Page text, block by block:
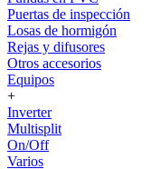
Puertas de inspección
Losas de hormigón
Rejas y difusores
Otros accesorios
Equipos
+
Inverter
Multisplit
On/Off
Varios